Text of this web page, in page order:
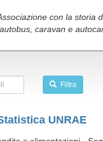
con la
caravan e
Filtra
UNRAE